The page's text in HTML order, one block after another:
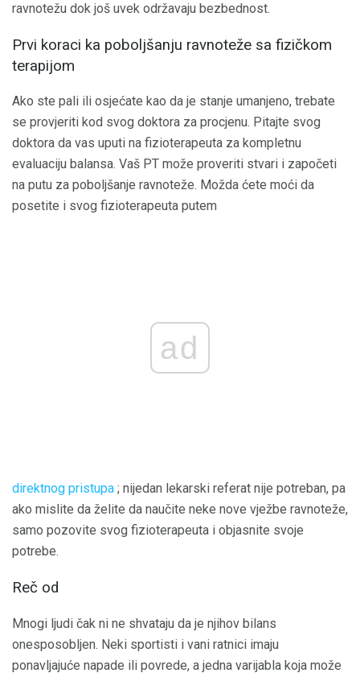
ravnotežu dok još uvek održavaju bezbednost.
Prvi koraci ka poboljšanju ravnoteže sa fizičkom
terapijom
Ako ste pali ili osjećate kao da je stanje umanjeno, trebate
se provjeriti kod svog doktora za procjenu. Pitajte svog
doktora da vas uputi na fizioterapeuta za kompletnu
evaluaciju balansa. Vaš PT može proveriti stvari i započeti
na putu za poboljšanje ravnoteže. Možda ćete moći da
posetite i svog fizioterapeuta putem
ad
direktnog pristupa ; nijedan lekarski referat nije potreban, pa
ako mislite da želite da naučite neke nove vježbe ravnoteže,
samo pozovite svog fizioterapeuta i objasnite svoje
potrebe.
Reč od
Mnogi ljudi čak ni ne shvataju da je njihov bilans
onesposobljen. Neki sportisti i vani ratnici imaju
ponavljajuće napade ili povrede, a jedna varijabla koja može